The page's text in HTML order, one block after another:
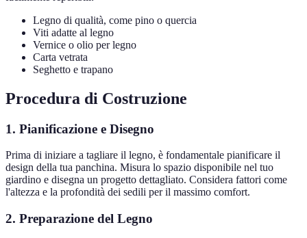
Legno di qualità, come pino o quercia
Viti adatte al legno
Vernice o olio per legno
Carta vetrata
Seghetto e trapano
Procedura di Costruzione
1. Pianificazione e Disegno
Prima di iniziare a tagliare il legno, è fondamentale pianificare il
design della tua panchina. Misura lo spazio disponibile nel tuo
giardino e disegna un progetto dettagliato. Considera fattori come
l'altezza e la profondità dei sedili per il massimo comfort.
2. Preparazione del Legno